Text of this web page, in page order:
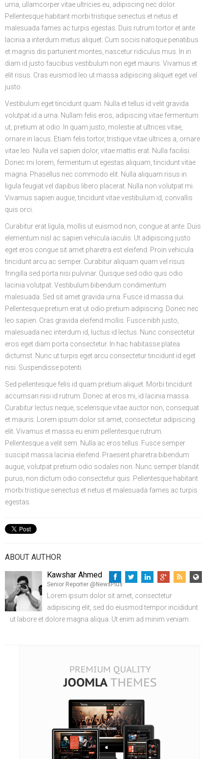
urna, ullamcorper vitae ultricies eu, adipiscing nec dolor.
Pellentesque habitant morbi tristique senectus et netus et
malesuada fames ac turpis egestas. Duis rutrum tortor et ante
lacinia a interdum metus aliquet. Cum sociis natoque penatibus
et magnis dis parturient montes, nascetur ridiculus mus. In in
diam id justo faucibus vestibulum non eget mauris. Vivamus et
elit risus. Cras euismod leo ut massa adipiscing aliquet eget vel
justo.
Vestibulum eget tincidunt quam. Nulla et tellus id velit gravida
volutpat id a urna. Nullam felis eros, adipiscing vitae fermentum
ut, pretium at odio. In quam justo, molestie at ultrices vitae,
ornare in lacus. Etiam felis tortor, tristique vitae ultrices a, ornare
vitae leo. Nulla vel sapien dolor, vitae mattis erat. Nulla facilisi.
Donec mi lorem, fermentum ut egestas aliquam, tincidunt vitae
magna. Phasellus nec commodo elit. Nulla aliquam risus in
ligula feugiat vel dapibus libero placerat. Nulla non volutpat mi.
Vivamus sapien augue, tincidunt vitae vestibulum id, convallis
quis orci.
Curabitur erat ligula, mollis ut euismod non, congue at ante. Duis
elementum nisl ac sapien vehicula iaculis. Ut adipiscing justo
eget eros congue sit amet pharetra est eleifend. Proin vehicula
tincidunt arcu ac semper. Curabitur aliquam quam vel risus
fringilla sed porta nisi pulvinar. Quisque sed odio quis odio
lacinia volutpat. Vestibulum bibendum condimentum
malesuada. Sed sit amet gravida urna. Fusce id massa dui.
Pellentesque pretium erat ut odio pretium adipiscing. Donec nec
leo sapien. Cras gravida eleifend mollis. Fusce nibh justo,
malesuada nec interdum id, luctus id lectus. Nunc consectetur
eros eget diam porta consectetur. In hac habitasse platea
dictumst. Nunc ut turpis eget arcu consectetur tincidunt id eget
nisi. Suspendisse potenti.
Sed pellentesque felis id quam pretium aliquet. Morbi tincidunt
accumsan nisi id rutrum. Donec at eros mi, id lacinia massa.
Curabitur lectus neque, scelerisque vitae auctor non, consequat
et mauris. Lorem ipsum dolor sit amet, consectetur adipiscing
elit. Vivamus et massa eu enim pellentesque rutrum.
Pellentesque a velit sem. Nulla ac eros tellus. Fusce semper
suscipit massa lacinia eleifend. Praesent pharetra bibendum
augue, volutpat pretium odio sodales non. Nunc semper blandit
purus, non dictum odio consectetur quis. Pellentesque habitant
morbi tristique senectus et netus et malesuada fames ac turpis
egestas.
ABOUT AUTHOR
Kawshar Ahmed
Senior Reporter @NewsPlus
Lorem ipsum dolor sit amet, consectetur
adipisicing elit, sed do eiusmod tempor incididunt
ut labore et dolore magna aliqua. Ut enim ad minim veniam.